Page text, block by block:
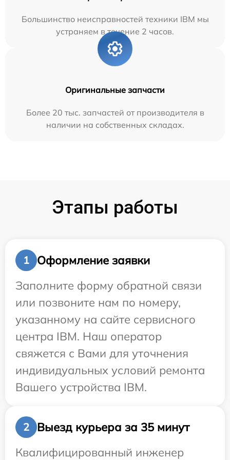
Большинство неисправностей техники IBM мы
устраняем в течение 2 часов.
Оригинальные запчасти
Более 20 тыс. запчастей от производителя в
наличии на собственных складах.
Этапы работы
1
Оформление заявки
Заполните форму обратной связи
или позвоните нам по номеру,
указанному на сайте сервисного
центра IBM. Наш оператор
свяжется с Вами для уточнения
индивидуальных условий ремонта
Вашего устройства IBM.
2
Выезд курьера за 35 минут
Квалифицированный инженер